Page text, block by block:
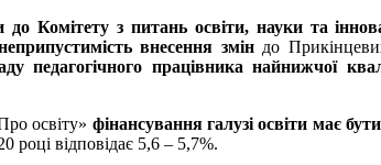
Комітету з питань освіти, науки та
внесення змін до
педагогічного працівника найнижчої
освіту» фінансування галузі освіти має
році відповідає 5,6 – 5,7%.